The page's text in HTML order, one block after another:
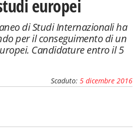
europei
di Studi Internazionali ha
per il conseguimento di un
Candidature entro il 5
Scaduto: 5 dicembre 2016